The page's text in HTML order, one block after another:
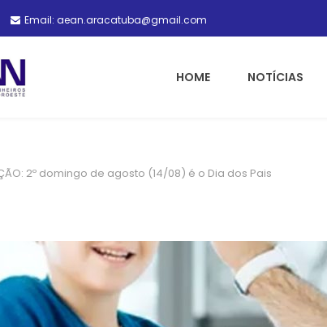
Email: aean.aracatuba@gmail.com
HOME NOTÍCIAS
2º domingo de agosto (14/08) é o Dia dos Pais